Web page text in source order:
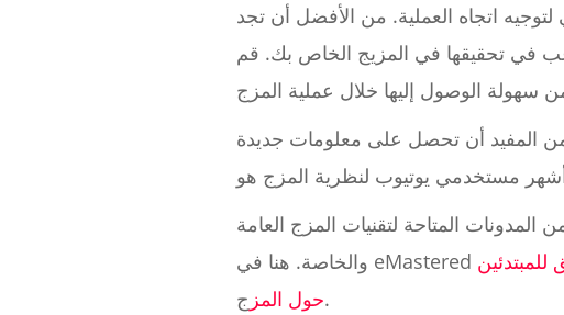
اتجاه العملية. من الأفضل أن تجد
في تحقيقها في المزيج الخاص بك. قم
المفيد أن تحصل على معلومات جديدة
المتاحة لتقنيات المزج العامة
للمبتدئين
حول المزج.